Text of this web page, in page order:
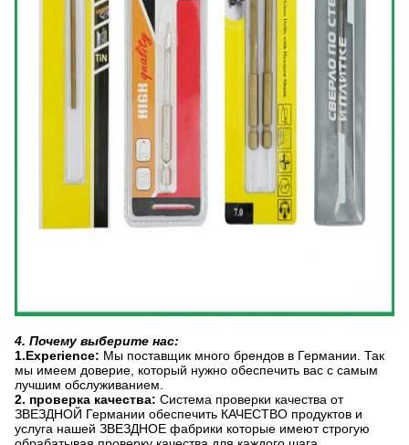
4. Почему выберите нас:
1.Experience: Мы поставщик много брендов в Германии. Так
мы имеем доверие, который нужно обеспечить вас с самым
лучшим обслуживанием.
2. проверка качества: Система проверки качества от
ЗВЕЗДНОЙ Германии обеспечить КАЧЕСТВО продуктов и
услуга нашей ЗВЕЗДНОЕ фабрики которые имеют строгую